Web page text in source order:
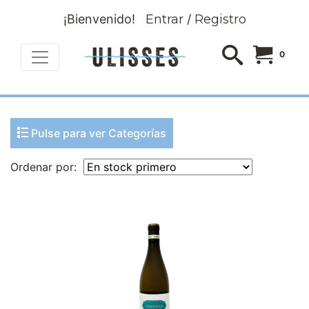
¡Bienvenido! Entrar/ Registro
0
Pulse para ver Categorías
Ordenar por: